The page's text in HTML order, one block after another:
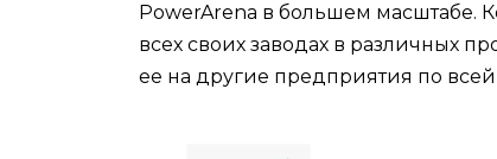
PowerArena в большем масштабе.
всех своих заводах в различных
ее на другие предприятия по